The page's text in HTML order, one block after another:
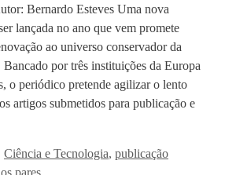
Bernardo Esteves Uma nova
lançada no ano que vem promete
ao universo conservador da
por três instituições da Europa
o periódico pretende agilizar o lento
artigos submetidos para publicação e
Ciência e Tecnologia, publicação
pares